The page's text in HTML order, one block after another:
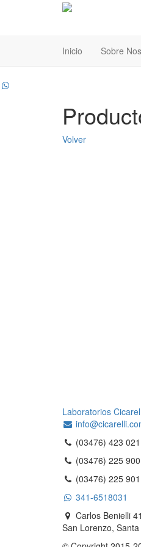
Inicio Sobre
Volver
Laboratorios
(03476) 423 021
(03476) 225 900
(03476) 225 901
341-6518031
Carlos Benielli
San Lorenzo,